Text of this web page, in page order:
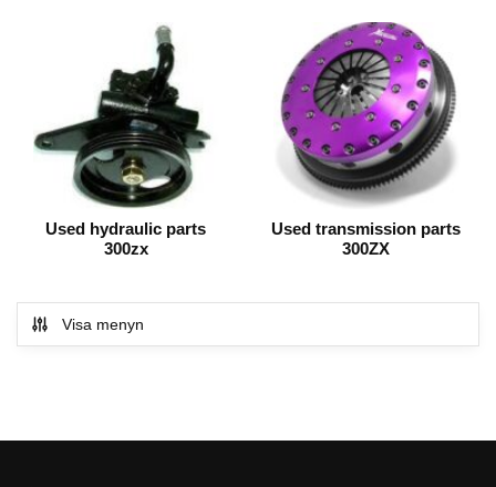
Used hydraulic parts
300zx
Used transmission parts
300ZX
Visa menyn